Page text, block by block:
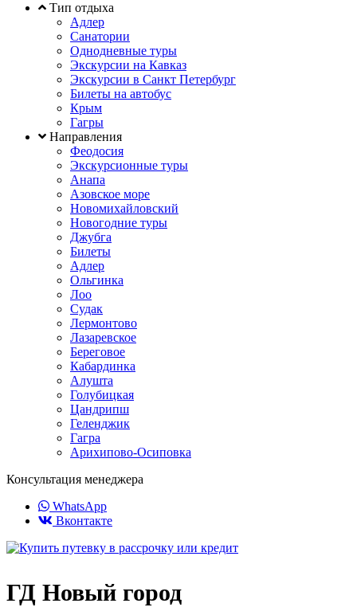
Тип отдыха
Адлер
Санатории
Однодневные туры
Экскурсии на Кавказ
Экскурсии в Санкт Петербург
Билеты на автобус
Крым
Гагры
Направления
Феодосия
Экскурсионные туры
Анапа
Азовское море
Новомихайловский
Новогодние туры
Джубга
Билеты
Адлер
Ольгинка
Лоо
Судак
Лермонтово
Лазаревское
Береговое
Кабардинка
Алушта
Голубицкая
Цандрипш
Геленджик
Гагра
Арихипово-Осиповка
Консультация менеджера
WhatsApp
Вконтакте
ГД Новый город